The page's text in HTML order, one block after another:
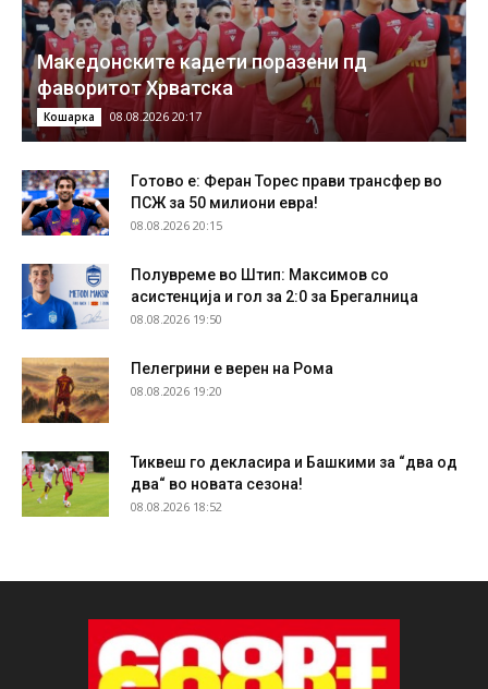
Македонските кадети поразени пд
фаворитот Хрватска
Кошарка 08.08.2026 20:17
Готово е: Феран Торес прави трансфер во
ПСЖ за 50 милиони евра!
08.08.2026 20:15
Полувреме во Штип: Максимов со
асистенција и гол за 2:0 за Брегалница
08.08.2026 19:50
Пелегрини е верен на Рома
08.08.2026 19:20
Тиквеш го декласира и Башкими за “два од
два“ во новата сезона!
08.08.2026 18:52